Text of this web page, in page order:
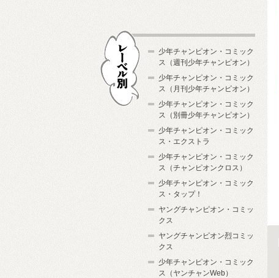
少年チャンピオン・コミック
ス（週刊少年チャンピオン）
少年チャンピオン・コミック
ス（月刊少年チャンピオン）
少年チャンピオン・コミック
ス（別冊少年チャンピオン）
少年チャンピオン・コミック
ス・エクストラ
少年チャンピオン・コミック
ス（チャンピオンクロス）
少年チャンピオン・コミック
ス・タップ！
ヤングチャンピオン・コミッ
クス
ヤングチャンピオン烈コミッ
クス
少年チャンピオン・コミック
ス（ヤンチャンWeb）